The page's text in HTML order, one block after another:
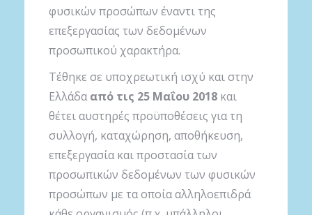
φυσικών προσώπων έναντι της
επεξεργασίας των δεδομένων
προσωπικού χαρακτήρα.
Τέθηκε σε υποχρεωτική ισχύ και στην
Ελλάδααπό τις 25 Μαΐου 2018 και
θέτει αυστηρές προϋποθέσεις για τη
συλλογή, καταχώρηση, αποθήκευση,
επεξεργασία και προστασία των
προσωπικών δεδομένων των φυσικών
προσώπων με τα οποία αλληλοεπιδρά